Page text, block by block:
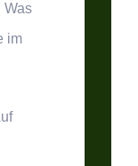
Was
im